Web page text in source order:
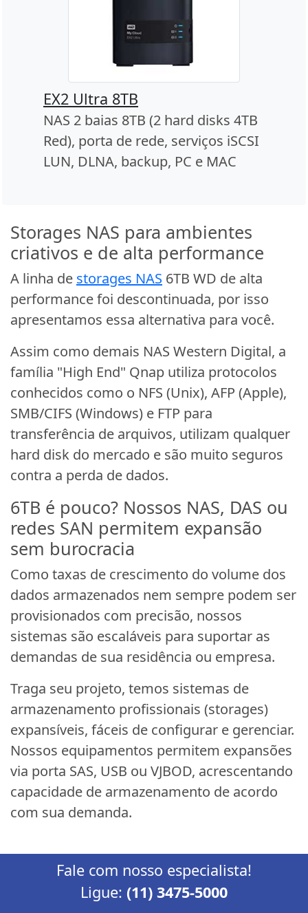
EX2 Ultra 8TB
NAS 2 baias 8TB (2 hard disks 4TB
Red), porta de rede, serviços iSCSI
LUN, DLNA, backup, PC e MAC
Storages NAS para ambientes
criativos e de alta performance
A linha de storages NAS 6TB WD de alta
performance foi descontinuada, por isso
apresentamos essa alternativa para você.
Assim como demais NAS Western Digital, a
família "High End" Qnap utiliza protocolos
conhecidos como o NFS (Unix), AFP (Apple),
SMB/CIFS (Windows) e FTP para
transferência de arquivos, utilizam qualquer
hard disk do mercado e são muito seguros
contra a perda de dados.
6TB é pouco? Nossos NAS, DAS ou
redes SAN permitem expansão
sem burocracia
Como taxas de crescimento do volume dos
dados armazenados nem sempre podem ser
provisionados com precisão, nossos
sistemas são escaláveis para suportar as
demandas de sua residência ou empresa.
Traga seu projeto, temos sistemas de
armazenamento profissionais (storages)
expansíveis, fáceis de configurar e gerenciar.
Nossos equipamentos permitem expansões
via porta SAS, USB ou VJBOD, acrescentando
capacidade de armazenamento de acordo
com sua demanda.
Fale com nosso especialista!
Ligue: (11) 3475-5000